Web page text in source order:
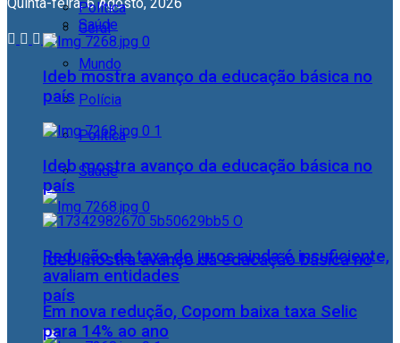
Geral
Mundo
Polícia
Política
Saúde
Ideb mostra avanço da educação básica no
país
Política
Saúde
Ideb mostra avanço da educação básica no
país
Ideb mostra avanço da educação básica no
país
Redução da taxa de juros ainda é insuficiente,
avaliam entidades
Em nova redução, Copom baixa taxa Selic
para 14% ao ano